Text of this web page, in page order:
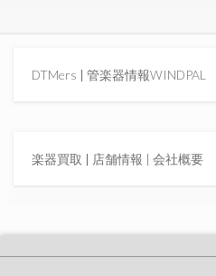
DTMers | 管楽器情報WINDPAL
楽器買取 | 店舗情報 | 会社概要